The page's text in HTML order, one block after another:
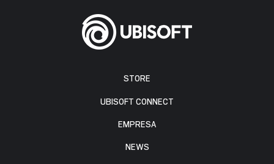
STORE
UBISOFT CONNECT
EMPRESA
NEWS